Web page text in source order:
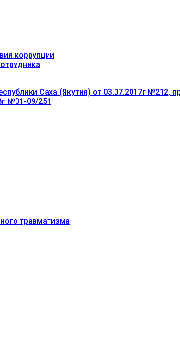
коррупции
Саха (Якутия) от 03.07.2017г №212,
№01-09/251
травматизма